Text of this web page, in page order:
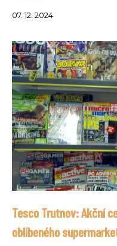
07. 12. 2024
Tesco Trutnov: Akční
oblíbeného